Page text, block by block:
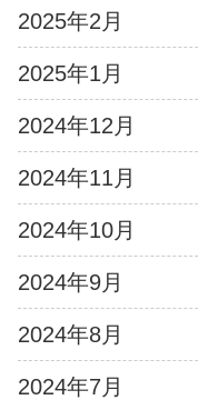
2025年2月
2025年1月
2024年12月
2024年11月
2024年10月
2024年9月
2024年8月
2024年7月